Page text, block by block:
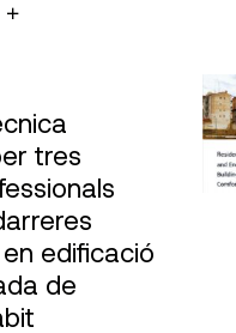
tres
edificació
de